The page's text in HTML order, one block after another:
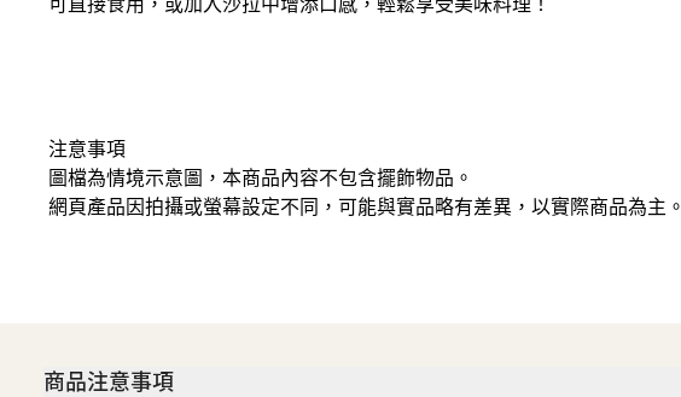
注意事項
圖檔為情境示意圖，本商品內容不包含擺飾物品。
網頁產品因拍攝或螢幕設定不同，可能與實品略有差異，以實際商品為主。
商品注意事項